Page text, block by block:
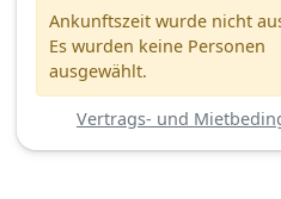
Ankunftszeit wurde nicht
Es wurden keine Personen
ausgewählt.
Vertrags- und